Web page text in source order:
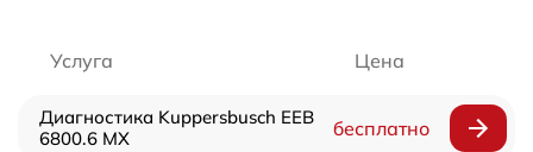
Услуга Цена
Диагностика Kuppersbusch EEB
6800.6 MX
бесплатно